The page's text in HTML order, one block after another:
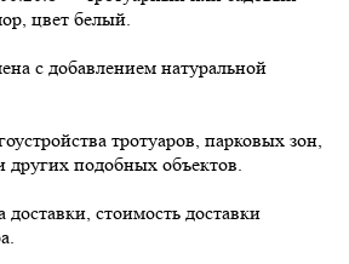
цвет белый.
с добавлением натуральной
тротуаров, парковых зон,
других подобных объектов.
доставки, стоимость доставки